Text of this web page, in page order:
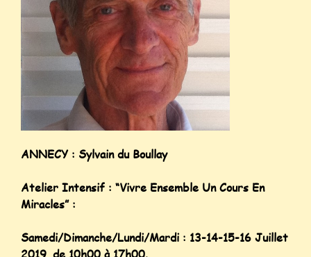
ANNECY : Sylvain du Boullay
Atelier Intensif : “Vivre Ensemble Un Cours En
Miracles” :
Samedi/Dimanche/Lundi/Mardi : 13-14-15-16 Juillet